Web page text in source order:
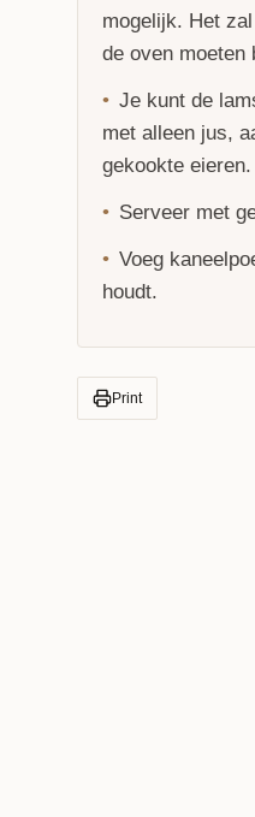
mogelijk. Het
de oven moeten
Je kunt de
met alleen jus,
gekookte eieren.
Serveer met
Voeg
houdt.
Print